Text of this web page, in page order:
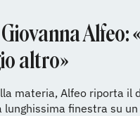
Giovanna
altro»
materia, Alfeo riporta il
lunghissima finestra su